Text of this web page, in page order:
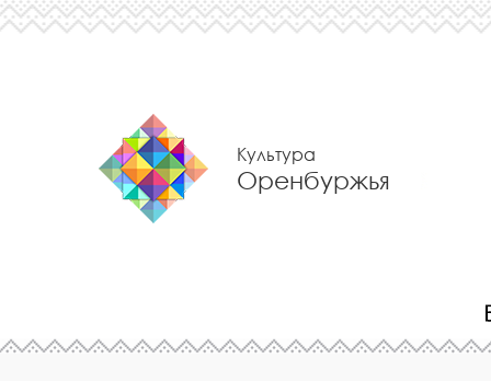
Культура
Оренбуржья